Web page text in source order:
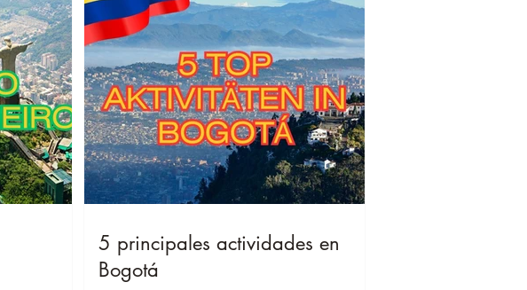
5 principales actividades en
Bogotá